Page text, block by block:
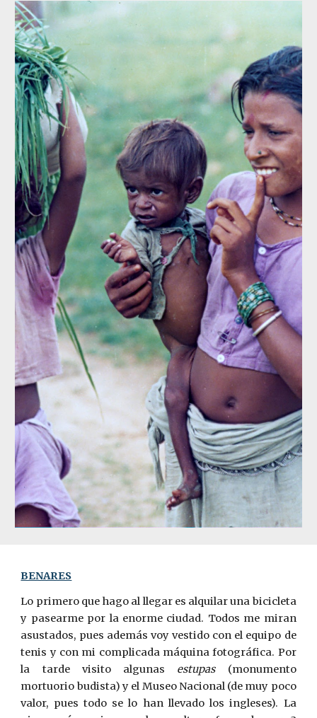
BENARES
Lo primero que hago al llegar es alquilar una bicicleta
y pasearme por la enorme ciudad. Todos me miran
asustados, pues además­ voy vestido con el equipo de
tenis y con mi complicada máquina fotográfica. Por
la tarde visito algunas estupas(monumento
mortuorio budista) y el Museo Nacional (de muy poco
valor, pues todo se lo han llevado los ingleses). La